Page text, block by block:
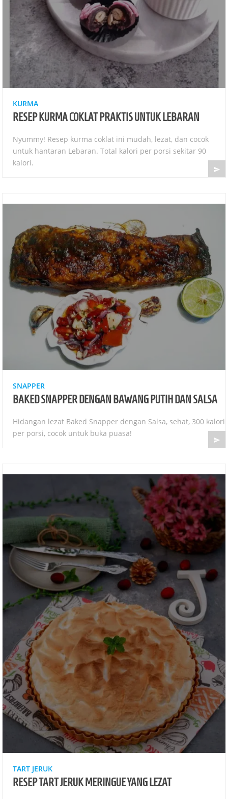
KURMA
RESEP KURMA COKLAT PRAKTIS UNTUK LEBARAN
Nyummy! Resep kurma coklat ini mudah, lezat, dan cocok
untuk hantaran Lebaran. Total kalori per porsi sekitar 90
kalori.

SNAPPER
BAKED SNAPPER DENGAN BAWANG PUTIH DAN SALSA
Hidangan lezat Baked Snapper dengan Salsa, sehat, 300 kalori
per porsi, cocok untuk buka puasa!

TART JERUK
RESEP TART JERUK MERINGUE YANG LEZAT